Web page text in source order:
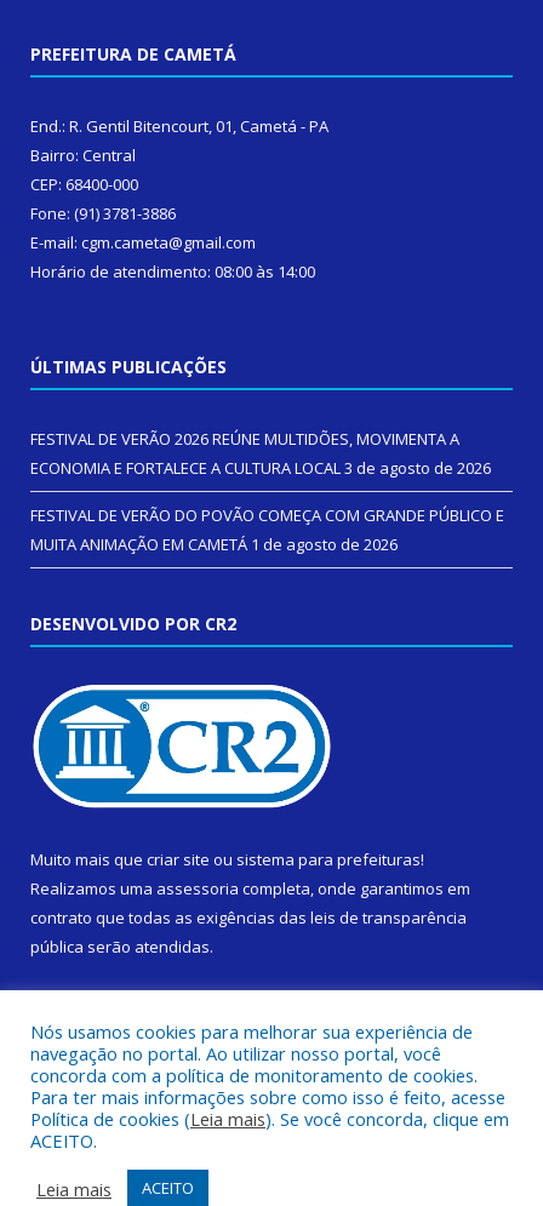
PREFEITURA DE CAMETÁ
End.: R. Gentil Bitencourt, 01, Cametá - PA
Bairro: Central
CEP: 68400-000
Fone: (91) 3781-3886
E-mail: cgm.cameta@gmail.com
Horário de atendimento: 08:00 às 14:00
ÚLTIMAS PUBLICAÇÕES
FESTIVAL DE VERÃO 2026 REÚNE MULTIDÕES, MOVIMENTA A
ECONOMIA E FORTALECE A CULTURA LOCAL3 de agosto de 2026
FESTIVAL DE VERÃO DO POVÃO COMEÇA COM GRANDE PÚBLICO E
MUITA ANIMAÇÃO EM CAMETÁ 1 de agosto de 2026
DESENVOLVIDO POR CR2
Muito mais que criar site ou sistema para prefeituras!
Realizamos uma assessoria completa, onde garantimos em
contrato que todas as exigências das leis de transparência
pública serão atendidas.
Todos os direitos reservados a Prefeitura Municipal de Cametá.
Mapa do Site
Acessar Área Administrativa
Nós usamos cookies para melhorar sua experiência de
navegação no portal. Ao utilizar nosso portal, você
concorda com a política de monitoramento de cookies.
Para ter mais informações sobre como isso é feito, acesse
Política de cookies (Leia mais). Se você concorda, clique em
ACEITO.
Leia mais
ACEITO